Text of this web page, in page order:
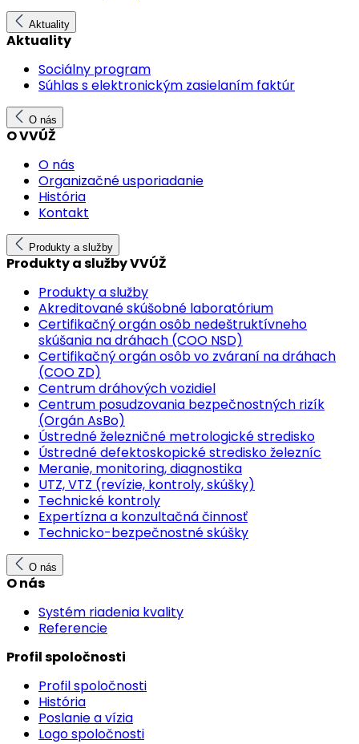
Aktuality
Aktuality
Sociálny program
Súhlas s elektronickým zasielaním faktúr
O nás
O VVÚŽ
O nás
Organizačné usporiadanie
História
Kontakt
Produkty a služby
Produkty a služby VVÚŽ
Produkty a služby
Akreditované skúšobné laboratórium
Certifikačný orgán osôb nedeštruktívneho
skúšania na dráhach (COO NSD)
Certifikačný orgán osôb vo zváraní na dráhach
(COO ZD)
Centrum dráhových vozidiel
Centrum posudzovania bezpečnostných rizík
(Orgán AsBo)
Ústredné železničné metrologické stredisko
Ústredné defektoskopické stredisko železníc
Meranie, monitoring, diagnostika
UTZ, VTZ (revízie, kontroly, skúšky)
Technické kontroly
Expertízna a konzultačná činnosť
Technicko-bezpečnostné skúšky
O nás
O nás
Systém riadenia kvality
Referencie
Profil spoločnosti
Profil spoločnosti
História
Poslanie a vízia
Logo spoločnosti